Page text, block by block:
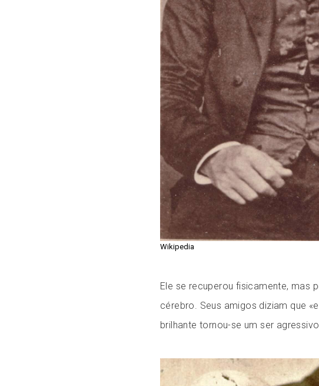
Wikipedia
Ele se recuperou fisicamente, mas
cérebro. Seus amigos diziam que
brilhante tornou-se um ser agressivo